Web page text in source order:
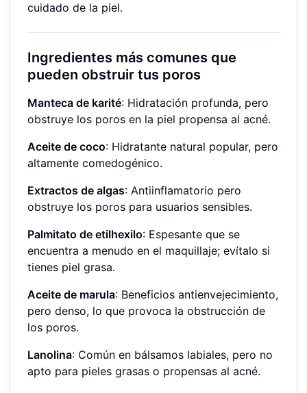
cuidado de la piel.
Ingredientes más comunes que
pueden obstruir tus poros
Manteca de karité: Hidratación profunda, pero
obstruye los poros en la piel propensa al acné.
Aceite de coco: Hidratante natural popular, pero
altamente comedogénico.
Extractos de algas: Antiinflamatorio pero
obstruye los poros para usuarios sensibles.
Palmitato de etilhexilo: Espesante que se
encuentra a menudo en el maquillaje; evítalo si
tienes piel grasa.
Aceite de marula: Beneficios antienvejecimiento,
pero denso, lo que provoca la obstrucción de
los poros.
Lanolina: Común en bálsamos labiales, pero no
apto para pieles grasas o propensas al acné.